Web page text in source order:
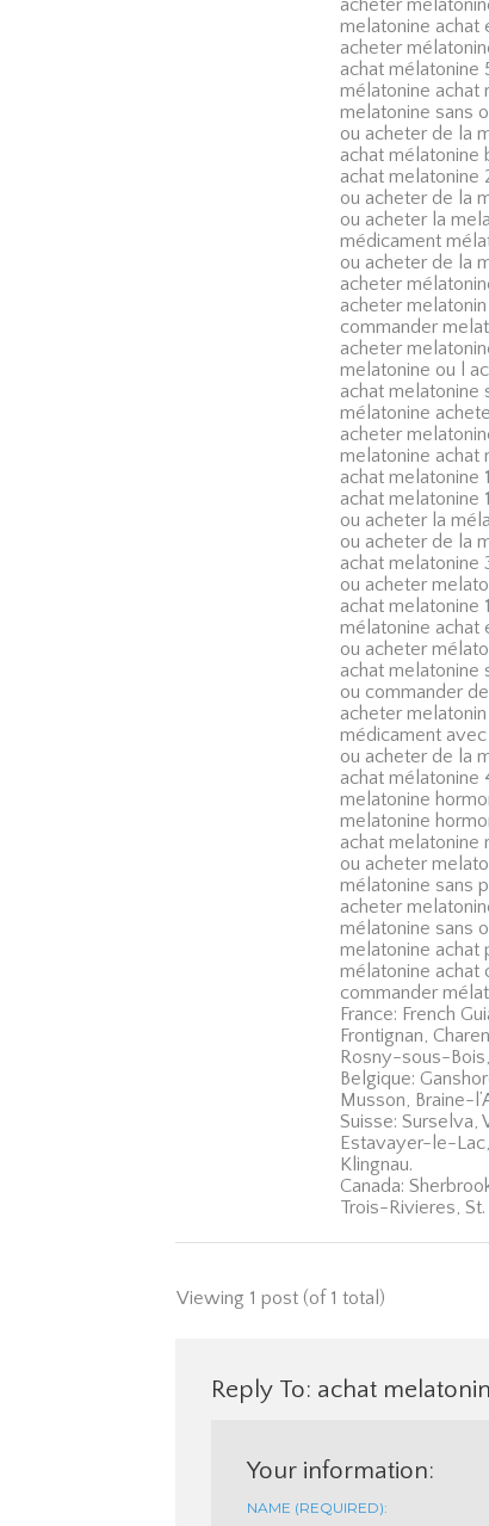
melatonine achat
acheter
achat mélatonine
mélatonine achat
melatonine sans
ou acheter de la
achat mélatonine
achat melatonine
ou acheter de la
ou acheter la
médicament
ou acheter de la
acheter
acheter
commander
acheter
melatonine ou l
achat melatonine
mélatonine
acheter
melatonine achat
achat melatonine
achat melatonine
ou acheter la
ou acheter de la
achat melatonine
ou acheter
achat melatonine
mélatonine achat
ou acheter
achat melatonine
ou commander
acheter
médicament
ou acheter de la
achat mélatonine
melatonine
melatonine
achat melatonine
ou acheter
mélatonine sans
acheter
mélatonine sans
melatonine achat
mélatonine achat
commander
France: French
Frontignan,
Rosny-sous-
Belgique:
Musson, Braine-
Suisse: Surselva,
Estavayer-le-
Klingnau.
Canada:
Trois-Rivieres,
Viewing 1 post (of 1 total)
Reply To: achat
Your information:
NAME (REQUIRED):